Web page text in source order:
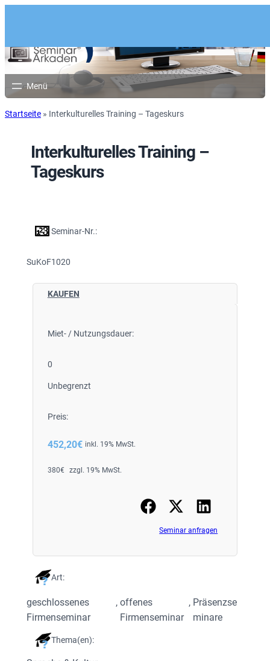
Startseite » Interkulturelles Training – Tageskurs
Interkulturelles Training –
Tageskurs
Seminar-Nr.:
SuKoF1020
KAUFEN
Miet- / Nutzungsdauer:
0
Unbegrenzt
Preis:
452,20€ inkl. 19% MwSt.
380€ zzgl. 19% MwSt.
Seminar anfragen
Art:
geschlossenes
Firmenseminar
, offenes
Firmenseminar
, Präsenzse
minare
Thema(en):